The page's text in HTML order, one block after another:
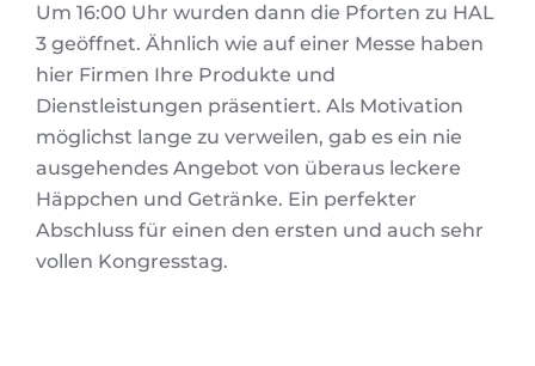
Um 16:00 Uhr wurden dann die Pforten zu HAL
3 geöffnet. Ähnlich wie auf einer Messe haben
hier Firmen Ihre Produkte und
Dienstleistungen präsentiert. Als Motivation
möglichst lange zu verweilen, gab es ein nie
ausgehendes Angebot von überaus leckere
Häppchen und Getränke. Ein perfekter
Abschluss für einen den ersten und auch sehr
vollen Kongresstag.